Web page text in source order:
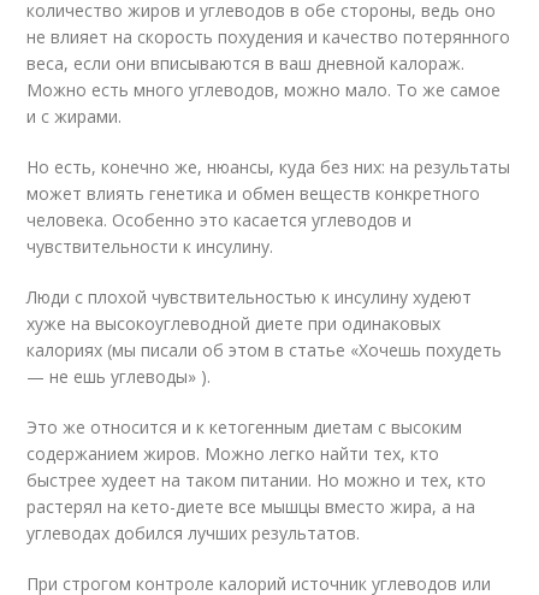
количество жиров и углеводов в обе стороны, ведь оно
не влияет на скорость похудения и качество потерянного
веса, если они вписываются в ваш дневной калораж.
Можно есть много углеводов, можно мало. То же самое
и с жирами.
Но есть, конечно же, нюансы, куда без них: на результаты
может влиять генетика и обмен веществ конкретного
человека. Особенно это касается углеводов и
чувствительности к инсулину.
Люди с плохой чувствительностью к инсулину худеют
хуже на высокоуглеводной диете при одинаковых
калориях (мы писали об этом в статье «Хочешь похудеть
— не ешь углеводы» ).
Это же относится и к кетогенным диетам с высоким
содержанием жиров. Можно легко найти тех, кто
быстрее худеет на таком питании. Но можно и тех, кто
растерял на кето-диете все мышцы вместо жира, а на
углеводах добился лучших результатов.
При строгом контроле калорий источник углеводов или